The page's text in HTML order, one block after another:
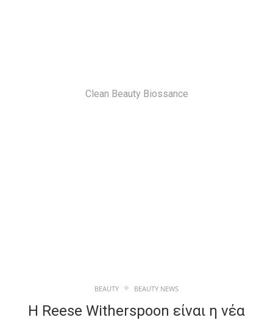
Clean Beauty Biossance
BEAUTY BEAUTY NEWS
Η Reese Witherspoon είναι η νέα